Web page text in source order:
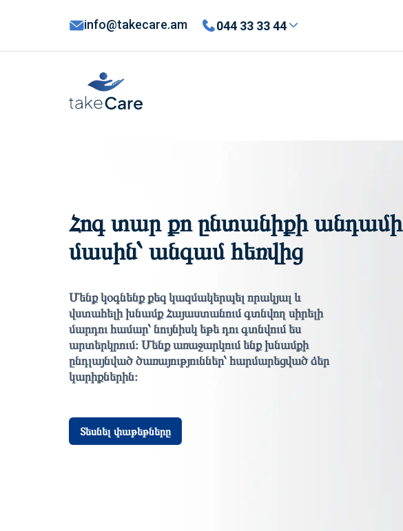
info@takecare.am 044 33 33 44
Հոգ տար քո ընտանիքի անդամի
մասին՝ անգամ հեռվից
Մենք կօգնենք քեզ կազմակերպել որակյալ և
վստահելի խնամք Հայաստանում գտնվող սիրելի
մարդու համար՝ նույնիսկ եթե դու գտնվում ես
արտերկրում։ Մենք առաջարկում ենք խնամքի
ընդլայնված ծառայություններ՝ հարմարեցված ձեր
կարիքներին։
Տեսնել փաթեթները